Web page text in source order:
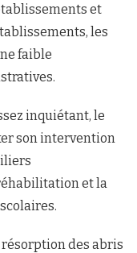
et
les
faible
inquiétant, le
son intervention
et la
résorption des abris